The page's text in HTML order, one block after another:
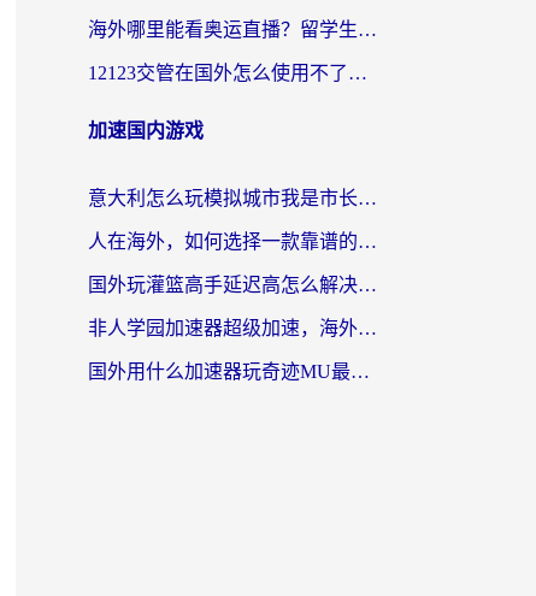
海外哪里能看奥运直播？留学生&海外华人必看的体育赛事观赛终极指南
12123交管在国外怎么使用不了？海外华人必看的无缝访问国内资源指南
加速国内游戏
意大利怎么玩模拟城市我是市长？海外党国服游戏加速终极攻略（附三国3量子特攻解决办法）
人在海外，如何选择一款靠谱的玩剑灵2加速器？
国外玩灌篮高手延迟高怎么解决？海外玩家国服游戏加速终极指南
非人学园加速器超级加速，海外玩家重返国服的通行证
国外用什么加速器玩奇迹MU最好？2026海外玩家国服游戏加速全攻略